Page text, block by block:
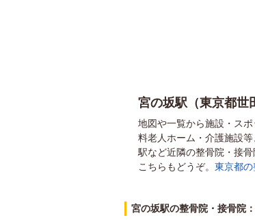
宮の坂駅（東京都世
地図や一覧から施設・ス
料老人ホーム・介護施設
駅など近隣の整骨院・接骨
こちらもどうぞ。 東京都
宮の坂駅の整骨院・接骨院